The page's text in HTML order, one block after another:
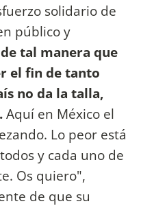
solidario de
público y
tal manera que
el fin de tanto
no da la talla,
Aquí en México el
Lo peor está
y cada uno de
Os quiero",
de que su